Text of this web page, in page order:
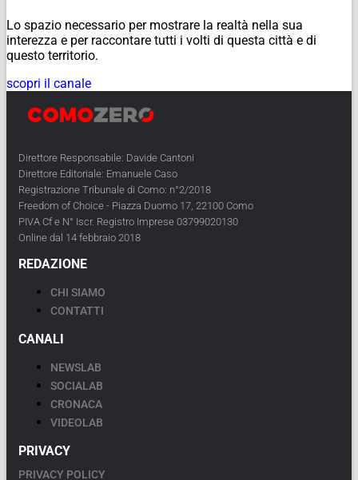
Lo spazio necessario per mostrare la realtà nella sua
interezza e per raccontare tutti i volti di questa città e di
questo territorio.
scopri il canale
Direttore Responsabile: Davide Cantoni
Direttore Editoriale: Emanuele Caso
Registrazione Tribunale di Como: n°2/2018
Freedom of Choice - Piazza Duomo 17, 22100 Como
PIVA Cf e N° Iscr. Registro Imprese 03799020130
Online dal 14 febbraio 2018
REDAZIONE
CHI SIAMO
CONTATTI
CANALI
NEWSLAB
SOCIALAB
CRONACA
VIDEOLAB
PRIVACY
PRIVACY POLICY